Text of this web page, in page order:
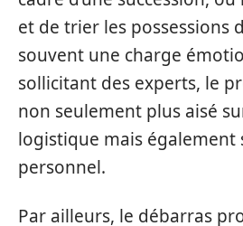
et de trier les possessions
souvent une charge
sollicitant des experts, le
non seulement plus aisé
logistique mais également
personnel.
Par ailleurs, le débarras